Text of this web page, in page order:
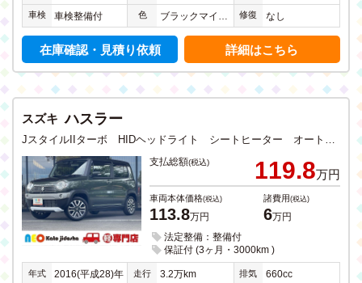
車検 車検整備付 色 修復 なし
在庫確認・見積り依頼 詳細はこちら
スズキ ハスラー
JスタイルIIターボ HIDヘッドライト シートヒーター オートライト アイドリングストップ 衝突軽減ブレーキ CD DVD フルセグTV メモリーナビ Bluetooth USB入力 全方位カメラ ステアリングリモコン
支払総額(税込) 119.8万円
車両本体価格(税込)
113.8万円
諸費用(税込)
6万円
法定整備：整備付
保証付 (3ヶ月・3000km )
年式 2016(平成28)年 走行 3.2万km 排気 660cc